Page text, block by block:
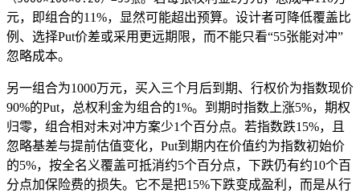
元，即组合的11%，显然可能超出预算。设计者可降低覆盖比
例、选择Put价差或采用更远期限，而不能只看“55张能对冲”
忽略成本。
另一组合为1000万元，买入三个月后到期、行权价为指数现价
90%的Put，总权利金为组合的1%。到期时指数上涨5%，期权
归零，组合相对未对冲方案少1个百分点。若指数跌15%，且
忽略基差与提前估值变化，Put到期内在价值约为指数初始价
的5%，按全名义覆盖可抵消约5个百分点，下跌仍有约10个百
分点加保险费的损失。它不是把15%下跌变成盈利，而是从行